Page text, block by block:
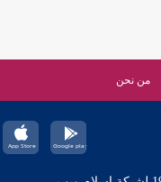
من نحن